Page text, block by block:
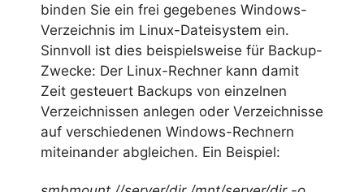
binden Sie ein frei gegebenes Windows-
Verzeichnis im Linux-Dateisystem ein.
Sinnvoll ist dies beispielsweise für Backup-
Zwecke: Der Linux-Rechner kann damit
Zeit gesteuert Backups von einzelnen
Verzeichnissen anlegen oder Verzeichnisse
auf verschiedenen Windows-Rechnern
miteinander abgleichen. Ein Beispiel: